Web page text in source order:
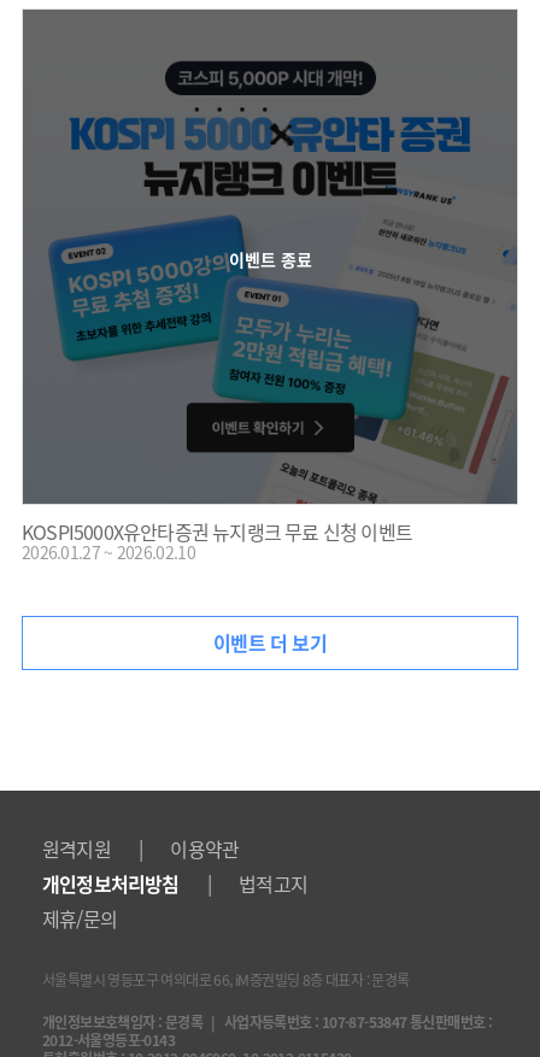
이벤트 종료
KOSPI5000X유안타증권 뉴지랭크 무료 신청 이벤트
2026.01.27 ~ 2026.02.10
이벤트 더 보기
원격지원 |
이용약관
개인정보처리방침
|
법적고지
제휴/문의
서울특별시 영등포구 여의대로 66, iM증권빌딩 8층 대표자 : 문경록
개인정보보호책임자 : 문경록 | 사업자등록번호 : 107-87-53847 통신판매번호 :
2012-서울영등포-0143